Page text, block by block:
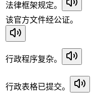
法律框架规定。
该官方文件经公证。
行政程序复杂。
行政表格已提交。